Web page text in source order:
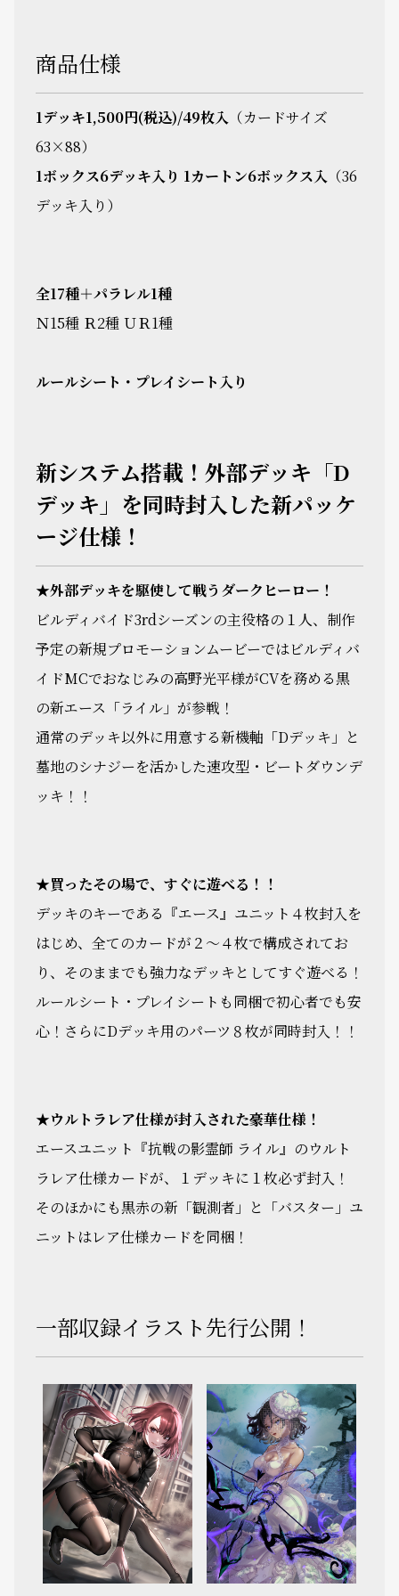
商品仕様
1デッキ1,500円(税込)/49枚入 （カードサイズ
63×88）
1ボックス6デッキ入り 1カートン6ボックス入 （36
デッキ入り）
全17種＋パラレル1種
Ｎ15種 Ｒ2種 ＵＲ1種
ルールシート・プレイシート入り
新システム搭載！外部デッキ「D
デッキ」を同時封入した新パッケ
ージ仕様！
★外部デッキを駆使して戦うダークヒーロー！
ビルディバイド3rdシーズンの主役格の１人、制作
予定の新規プロモーションムービーではビルディバ
イドMCでおなじみの高野光平様がCVを務める黒
の新エース「ライル」が参戦！
通常のデッキ以外に用意する新機軸「Dデッキ」と
墓地のシナジーを活かした速攻型・ビートダウンデ
ッキ！！
★買ったその場で、すぐに遊べる！！
デッキのキーである『エース』ユニット４枚封入を
はじめ、全てのカードが２～４枚で構成されてお
り、そのままでも強力なデッキとしてすぐ遊べる！
ルールシート・プレイシートも同梱で初心者でも安
心！さらにDデッキ用のパーツ８枚が同時封入！！
★ウルトラレア仕様が封入された豪華仕様！
エースユニット『抗戦の影霊師 ライル』のウルト
ラレア仕様カードが、１デッキに１枚必ず封入！
そのほかにも黒赤の新「観測者」と「バスター」ユ
ニットはレア仕様カードを同梱！
一部収録イラスト先行公開！